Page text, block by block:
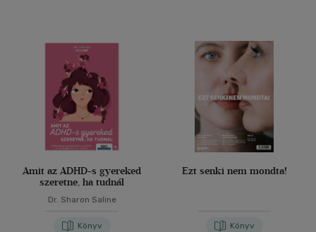
Amit az ADHD-s gyereked
szeretne, ha tudnál
Dr. Sharon Saline
Könyv
Ezt senki nem mondta!
Könyv